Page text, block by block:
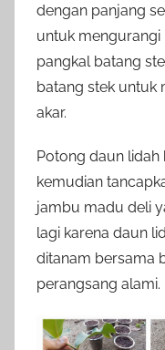
dengan panjang
untuk mengurangi
pangkal batang
batang stek
akar.
Potong daun lidah
kemudian
jambu madu deli
lagi karena daun
ditanam bersama
perangsang alami.